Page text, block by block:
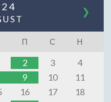
❯
П С Н
2 3
4
9 10
11
16 17
18